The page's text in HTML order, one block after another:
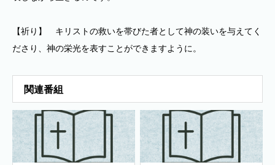
【祈り】 キリストの救いを帯びた者として神の装いを与えてく
ださり、神の栄光を表すことができますように。
関連番組